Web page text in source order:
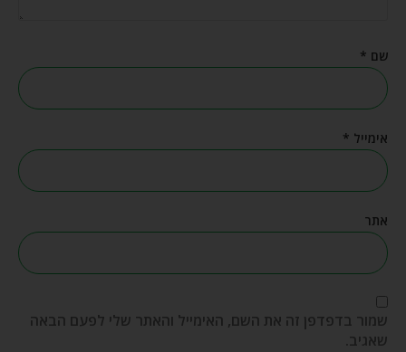
שם *
אימייל *
אתר
שמור בדפדפן זה את השם, האימייל והאתר שלי לפעם הבאה
שאגיב.